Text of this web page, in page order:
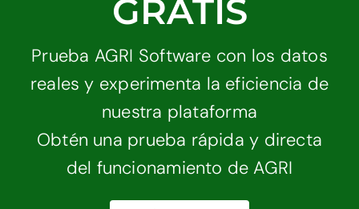
GRATIS
Prueba AGRI Software con los datos
reales y experimenta la eficiencia de
nuestra plataforma
Obtén una prueba rápida y directa
del funcionamiento de AGRI